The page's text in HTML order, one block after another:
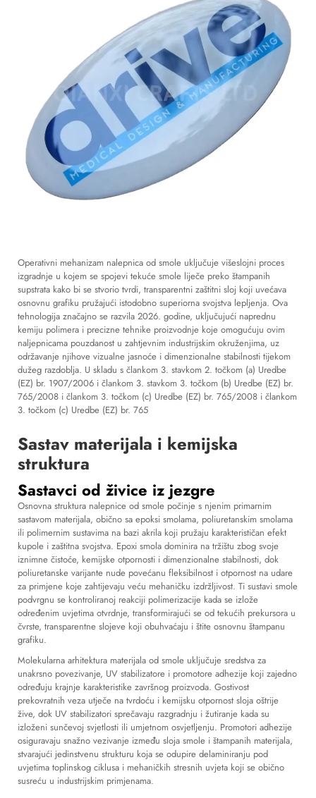
Operativni mehanizam nalepnica od smole uključuje višeslojni proces
izgradnje u kojem se spojevi tekuće smole liječe preko štampanih
supstrata kako bi se stvorio tvrdi, transparentni zaštitni sloj koji uvećava
osnovnu grafiku pružajući istodobno superiorna svojstva lepljenja. Ova
tehnologija značajno se razvila 2026. godine, uključujući naprednu
kemiju polimera i precizne tehnike proizvodnje koje omogućuju ovim
naljepnicama pouzdanost u zahtjevnim industrijskim okruženjima, uz
održavanje njihove vizualne jasnoće i dimenzionalne stabilnosti tijekom
dužeg razdoblja. U skladu s člankom 3. stavkom 2. točkom (a) Uredbe
(EZ) br. 1907/2006 i člankom 3. stavkom 3. točkom (b) Uredbe (EZ) br.
765/2008 i člankom 3. točkom (c) Uredbe (EZ) br. 765/2008 i člankom
3. točkom (c) Uredbe (EZ) br. 765
Sastav materijala i kemijska
struktura
Sastavci od živice iz jezgre
Osnovna struktura nalepnice od smole počinje s njenim primarnim
sastavom materijala, obično sa epoksi smolama, poliuretanskim smolama
ili polimernim sustavima na bazi akrila koji pružaju karakterističan efekt
kupole i zaštitna svojstva. Epoxi smola dominira na tržištu zbog svoje
iznimne čistoće, kemijske otpornosti i dimenzionalne stabilnosti, dok
poliuretanske varijante nude povećanu fleksibilnost i otpornost na udare
za primjene koje zahtijevaju veću mehaničku izdržljivost. Ti sustavi smole
podvrgnu se kontroliranoj reakciji polimerizacije kada se izlože
određenim uvjetima otvrdnje, transformirajući se od tekućih prekursora u
čvrste, transparentne slojeve koji obuhvaćaju i štite osnovnu štampanu
grafiku.
Molekularna arhitektura materijala od smole uključuje sredstva za
unakrsno povezivanje, UV stabilizatore i promotore adhezije koji zajedno
određuju krajnje karakteristike završnog proizvoda. Gostivost
prekovratnih veza utječe na tvrdoću i kemijsku otpornost sloja oštrije
žive, dok UV stabilizatori sprečavaju razgradnju i žutiranje kada su
izloženi sunčevoj svjetlosti ili umjetnom osvjetljenju. Promotori adhezije
osiguravaju snažno vezivanje između sloja smole i štampanih materijala,
stvarajući jedinstvenu strukturu koja se odupire delaminiranju pod
uvjetima toplinskog ciklusa i mehaničkih stresnih uvjeta koji se obično
susreću u industrijskim primjenama.